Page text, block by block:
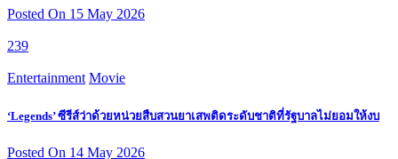
Posted On 15 May 2026
239
Entertainment Movie
‘Legends’ ซีรีส์ว่าด้วยหน่วยสืบสวนยาเสพติดระดับชาติที่รัฐบาลไม่ยอมให้งบ
Posted On 14 May 2026